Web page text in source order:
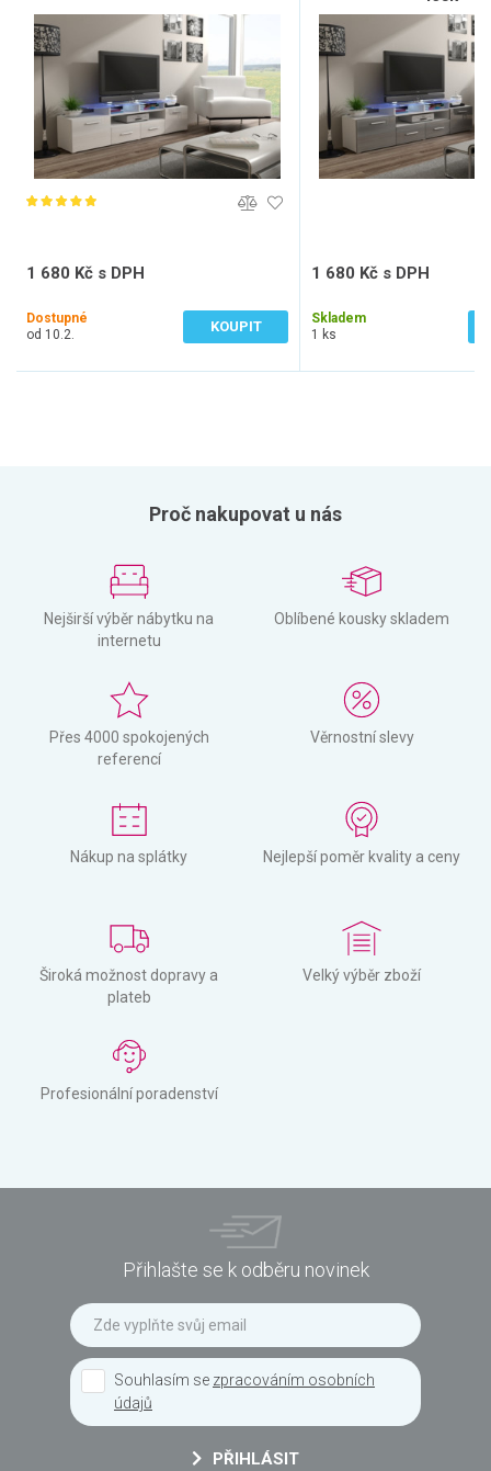
1 680 Kč s DPH
Dostupné
od 10.2.
KOUPIT
1 680 Kč s DPH
Skladem
1 ks
Proč nakupovat u nás
Nejširší výběr nábytku na
internetu
Oblíbené kousky skladem
Přes 4000 spokojených
referencí
Věrnostní slevy
Nákup na splátky Nejlepší poměr kvality a ceny
Široká možnost dopravy a
plateb
Velký výběr zboží
Profesionální poradenství
Přihlašte se k odběru novinek
Souhlasím se zpracováním osobních
údajů
PŘIHLÁSIT